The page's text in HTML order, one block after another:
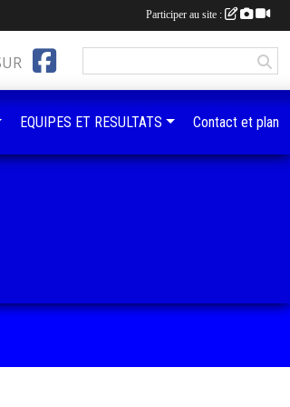
EQUIPES ET RESULTATS Contact et plan
Participer au site :